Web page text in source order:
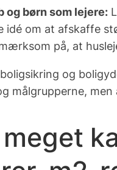
og børn som lejere:
idé om at afskaffe
på, at
og
målgrupperne,